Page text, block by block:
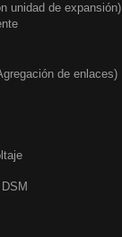
unidad de expansión)
de enlaces)